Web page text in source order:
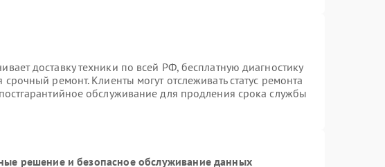
доставку техники по всей РФ, бесплатную диагностику
ремонт. Клиенты могут отслеживать статус ремонта
обслуживание для продления срока службы
решение и безопасное обслуживание данных